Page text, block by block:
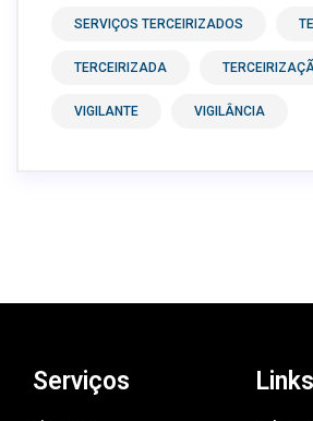
SERVIÇOS TERCEIRIZADOS
TERCEIRIZADA
VIGILANTE VIGILÂNCIA
Serviços Links